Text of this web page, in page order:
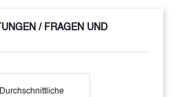
/ FRAGEN UND
Durchschnittliche